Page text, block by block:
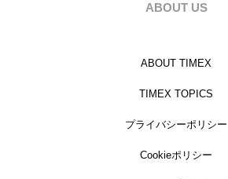
ABOUT US
ABOUT TIMEX
TIMEX TOPICS
プライバシーポリシー
Cookieポリシー